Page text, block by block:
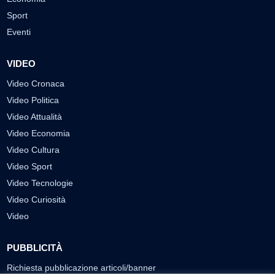
Sport
Eventi
VIDEO
Video Cronaca
Video Politica
Video Attualità
Video Economia
Video Cultura
Video Sport
Video Tecnologie
Video Curiosità
Video
PUBBLICITÀ
Richiesta pubblicazione articoli/banner